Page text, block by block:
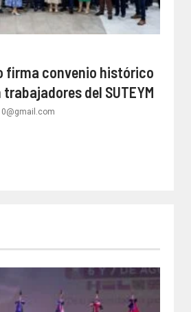
firma convenio histórico
del SUTEYM